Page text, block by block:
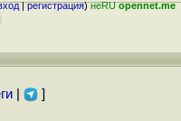
|регистрация)неRUopennet.me
| ]